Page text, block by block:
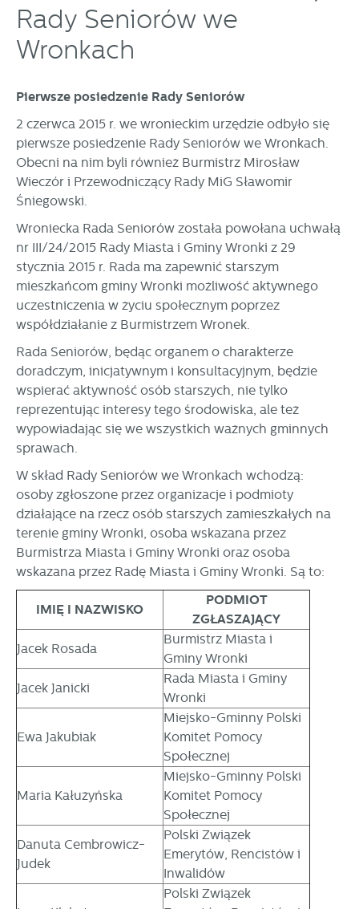
Rady Seniorów we
Wronkach
Pierwsze posiedzenie Rady Seniorów
2 czerwca 2015 r. we wronieckim urzędzie odbyło się
pierwsze posiedzenie Rady Seniorów we Wronkach.
Obecni na nim byli również Burmistrz Mirosław
Wieczór i Przewodniczący Rady MiG Sławomir
Śniegowski.
Wroniecka Rada Seniorów została powołana uchwałą
nr III/24/2015 Rady Miasta i Gminy Wronki z 29
stycznia 2015 r. Rada ma zapewnić starszym
mieszkańcom gminy Wronki możliwość aktywnego
uczestniczenia w życiu społecznym poprzez
współdziałanie z Burmistrzem Wronek.
Rada Seniorów, będąc organem o charakterze
doradczym, inicjatywnym i konsultacyjnym, będzie
wspierać aktywność osób starszych, nie tylko
reprezentując interesy tego środowiska, ale też
wypowiadając się we wszystkich ważnych gminnych
sprawach.
W skład Rady Seniorów we Wronkach wchodzą:
osoby zgłoszone przez organizacje i podmioty
działające na rzecz osób starszych zamieszkałych na
terenie gminy Wronki, osoba wskazana przez
Burmistrza Miasta i Gminy Wronki oraz osoba
wskazana przez Radę Miasta i Gminy Wronki. Są to:
IMIĘ I NAZWISKO
PODMIOT
ZGŁASZAJĄCY
Jacek Rosada
Burmistrz Miasta i
Gminy Wronki
Jacek Janicki
Rada Miasta i Gminy
Wronki
Ewa Jakubiak
Miejsko-Gminny Polski
Komitet Pomocy
Społecznej
Maria Kałużyńska
Miejsko-Gminny Polski
Komitet Pomocy
Społecznej
Danuta Cembrowicz-
Judek
Polski Związek
Emerytów, Rencistów i
Inwalidów
Polski Związek
formularzy. Dzięki plikom cookies strona, z której korzystasz,
może działać bez zakłóceń.
Funkcjonalne i personalizacyjne
Tego typu pliki cookies umożliwiają stronie internetowej
zapamiętanie wprowadzonych przez Ciebie ustawień oraz
prezentowanych treści.
komfort korzystania z funkcjonalności naszej strony poprzez
dopasowanie jej do Twoich indywidualnych preferencji.
Wyrażenie zgody na funkcjonalne i personalizacyjne pliki
cookies gwarantuje dostępność większej ilości funkcji na
stronie.
Więcej
Analityczne
Analityczne pliki cookies pomagają nam rozwijać się i
dostosowywać do Twoich potrzeb.
Cookies analityczne pozwalają na uzyskanie informacji w
zakresie wykorzystywania witryny internetowej, miejsca oraz
częstotliwości, z jaką odwiedzane są nasze serwisy www.
Dane pozwalają nam na ocenę naszych serwisów
internetowych pod względem ich popularności wśród
użytkowników. Zgromadzone informacje są przetwarzane w
formie zanonimizowanej. Wyrażenie zgody na analityczne
pliki cookies gwarantuje dostępność wszystkich
funkcjonalności.
Więcej
Reklamowe
Dzięki reklamowym plikom cookies prezentujemy Ci
najciekawsze informacje i aktualności na stronach naszych
partnerów.
Promocyjne pliki cookies służą do prezentowania Ci naszych
komunikatów na podstawie analizy Twoich upodobań oraz
Twoich zwyczajów dotyczących przeglądanej witryny
internetowej. Treści promocyjne mogą pojawić się na
stronach podmiotów trzecich lub firm będących naszymi
partnerami oraz innych dostawców usług. Firmy te działają
postaci wiadomości, ofert, komunikatów mediów
społecznościowych.
Więcej